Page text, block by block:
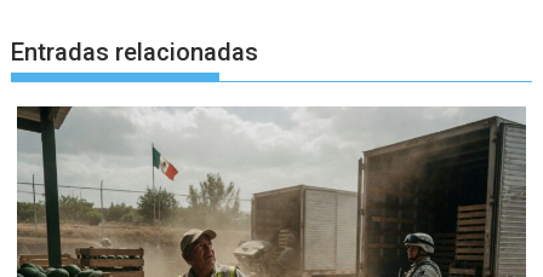
Entradas relacionadas